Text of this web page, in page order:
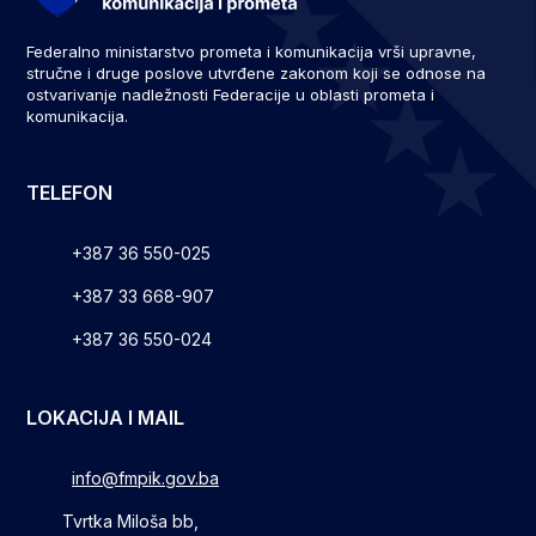
Federalno ministarstvo prometa i komunikacija vrši upravne,
stručne i druge poslove utvrđene zakonom koji se odnose na
ostvarivanje nadležnosti Federacije u oblasti prometa i
komunikacija.
TELEFON
+387 36 550-025
+387 33 668-907
+387 36 550-024
LOKACIJA I MAIL
info@fmpik.gov.ba
Tvrtka Miloša bb,